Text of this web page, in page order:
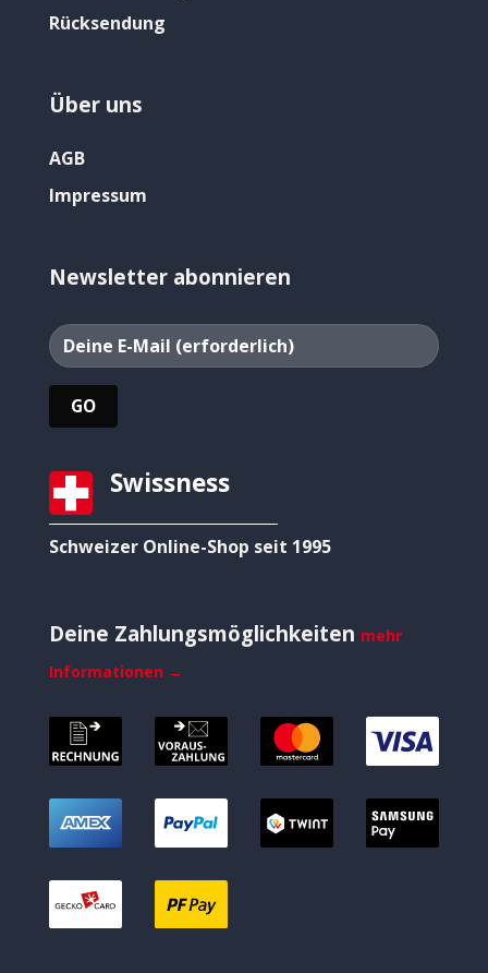
Rücksendung
Über uns
AGB
Impressum
Newsletter abonnieren
Swissness
Schweizer Online-Shop seit 1995
Deine Zahlungsmöglichkeiten mehr
Informationen →